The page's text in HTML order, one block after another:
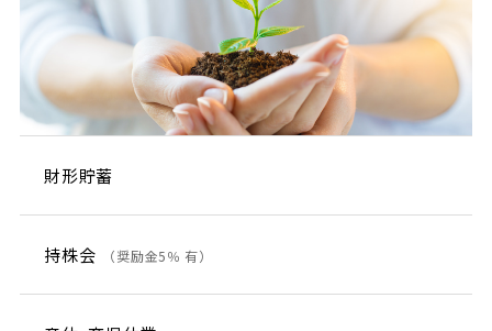
財形貯蓄
持株会 （奨励金5％ 有）